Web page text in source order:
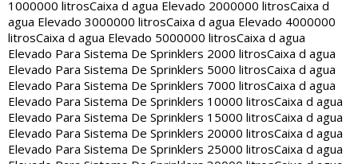
1000000 litrosCaixa d agua Elevado 2000000 litrosCaixa d
agua Elevado 3000000 litrosCaixa d agua Elevado 4000000
litrosCaixa d agua Elevado 5000000 litrosCaixa d agua
Elevado Para Sistema De Sprinklers 2000 litrosCaixa d agua
Elevado Para Sistema De Sprinklers 5000 litrosCaixa d agua
Elevado Para Sistema De Sprinklers 7000 litrosCaixa d agua
Elevado Para Sistema De Sprinklers 10000 litrosCaixa d agua
Elevado Para Sistema De Sprinklers 15000 litrosCaixa d agua
Elevado Para Sistema De Sprinklers 20000 litrosCaixa d agua
Elevado Para Sistema De Sprinklers 25000 litrosCaixa d agua